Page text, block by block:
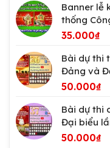
Banner lễ
thống
35.000₫
Bài dự thi
Đảng và
50.000₫
Bài dự thi
Đại biểu
50.000₫